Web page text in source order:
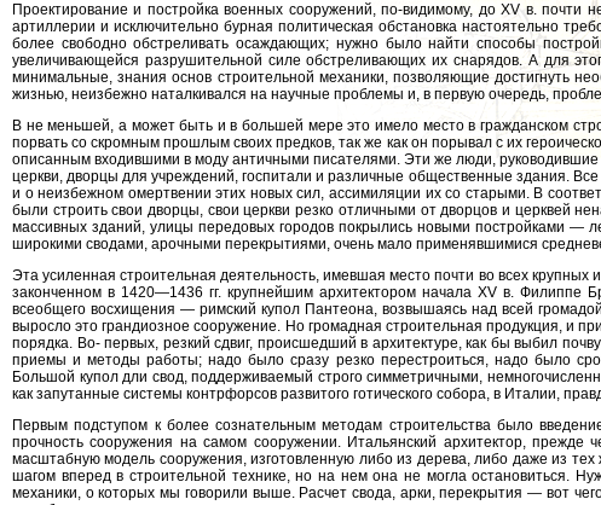
Проектирование и постройка военных сооружений, по-видимому, до XV в. почти
артиллерии и исключительно бурная политическая обстановка настоятельно
более свободно обстреливать осаждающих; нужно было найти способы
увеличивающейся разрушительной силе обстреливающих их снарядов. А для
минимальные, знания основ строительной механики, позволяющие достигнуть
жизнью, неизбежно наталкивался на научные проблемы и, в первую очередь,
В не меньшей, а может быть и в большей мере это имело место в гражданском
порвать со скромным прошлым своих предков, так же как он порывал с их
описанным входившими в моду античными писателями. Эти же люди,
церкви, дворцы для учреждений, госпитали и различные общественные здания.
и о неизбежном омертвении этих новых сил, ассимиляции их со старыми. В
были строить свои дворцы, свои церкви резко отличными от дворцов и церквей
массивных зданий, улицы передовых городов покрылись новыми постройками —
широкими сводами, арочными перекрытиями, очень мало применявшимися
Эта усиленная строительная деятельность, имевшая место почти во всех
законченном в 1420—1436 гг. крупнейшим архитектором начала XV в.
всеобщего восхищения — римский купол Пантеона, возвышаясь над всей
выросло это грандиозное сооружение. Но громадная строительная продукция, и
порядка. Во- первых, резкий сдвиг, происшедший в архитектуре, как бы выбил
приемы и методы работы; надо было сразу резко перестроиться, надо было
Большой купол дли свод, поддерживаемый строго симметричными,
как запутанные системы контрфорсов развитого готического собора, в Италии,
Первым подступом к более сознательным методам строительства было
прочность сооружения на самом сооружении. Итальянский архитектор, прежде
масштабную модель сооружения, изготовленную либо из дерева, либо даже из
шагом вперед в строительной технике, но на нем она не могла остановиться.
механики, о которых мы говорили выше. Расчет свода, арки, перекрытия — вот